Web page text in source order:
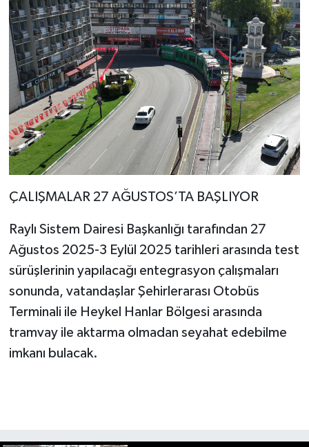
ÇALIŞMALAR 27 AĞUSTOS’TA BAŞLIYOR
Raylı Sistem Dairesi Başkanlığı tarafından 27
Ağustos 2025-3 Eylül 2025 tarihleri arasında test
sürüşlerinin yapılacağı entegrasyon çalışmaları
sonunda, vatandaşlar Şehirlerarası Otobüs
Terminali ile Heykel Hanlar Bölgesi arasında
tramvay ile aktarma olmadan seyahat edebilme
imkanı bulacak.